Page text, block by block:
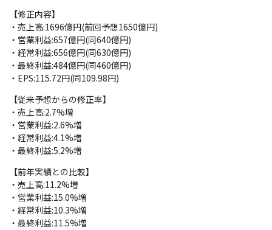
【修正内容】
・売上高:1696億円(前回予想1650億円)
・営業利益:657億円(同640億円)
・経常利益:656億円(同630億円)
・最終利益:484億円(同460億円)
・EPS:115.72円(同109.98円)
【従来予想からの修正率】
・売上高:2.7%増
・営業利益:2.6%増
・経常利益:4.1%増
・最終利益:5.2%増
【前年実績との比較】
・売上高:11.2%増
・営業利益:15.0%増
・経常利益:10.3%増
・最終利益:11.5%増